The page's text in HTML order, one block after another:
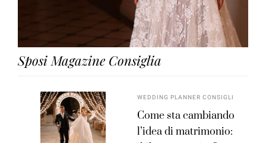
Sposi Magazine Consiglia
WEDDING PLANNER CONSIGLI
Come sta cambiando
l’idea di matrimonio: